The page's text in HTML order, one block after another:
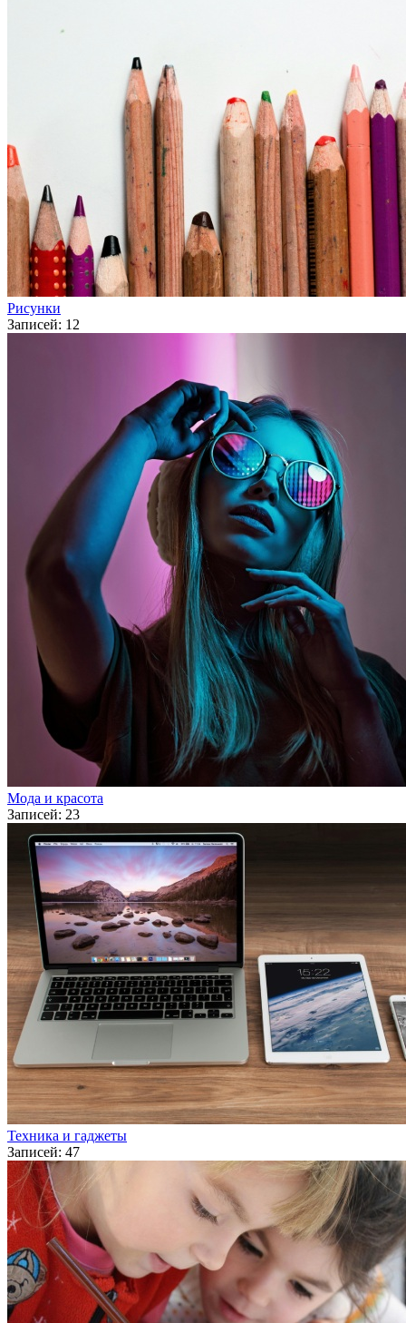
Рисунки
Записей: 12
Мода и красота
Записей: 23
Техника и гаджеты
Записей: 47